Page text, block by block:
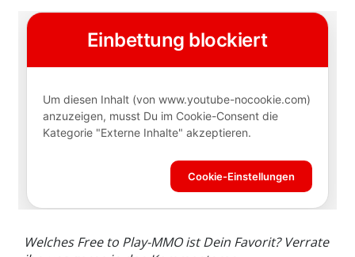
Welches Free to Play-MMO ist Dein Favorit? Verrate